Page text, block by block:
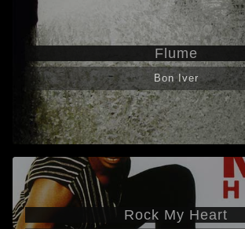
Flume
Bon Iver
Rock My Heart